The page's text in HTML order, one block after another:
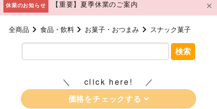
休業のお知らせ 【重要】夏季休業のご案内
全商品 食品・飲料 お菓子・おつまみ スナック菓子
検索
click here!
価格をチェックする